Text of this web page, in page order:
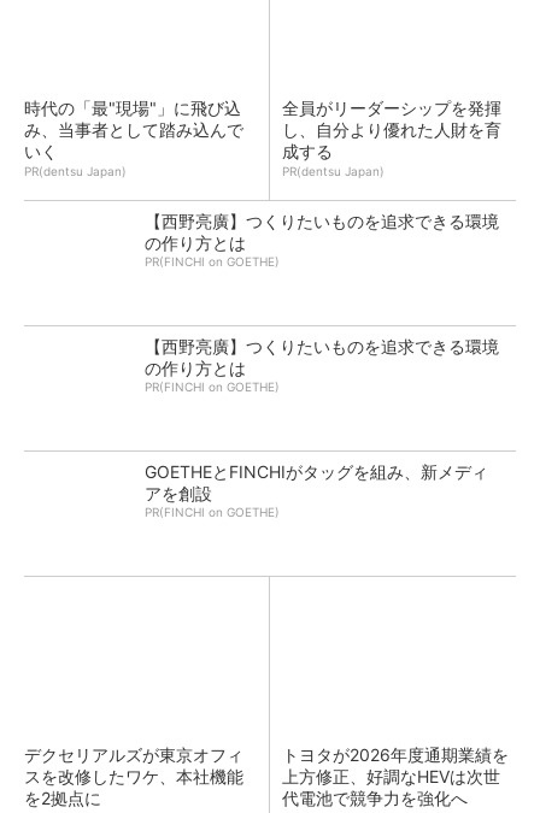
時代の「最"現場"」に飛び込
み、当事者として踏み込んで
いく
PR(dentsu Japan)
全員がリーダーシップを発揮
し、自分より優れた人財を育
成する
PR(dentsu Japan)
【西野亮廣】つくりたいものを追求できる環境
の作り方とは
PR(FINCHI on GOETHE)
【西野亮廣】つくりたいものを追求できる環境
の作り方とは
PR(FINCHI on GOETHE)
GOETHEとFINCHIがタッグを組み、新メディ
アを創設
PR(FINCHI on GOETHE)
デクセリアルズが東京オフィ
スを改修したワケ、本社機能
を2拠点に
トヨタが2026年度通期業績を
上方修正、好調なHEVは次世
代電池で競争力を強化へ